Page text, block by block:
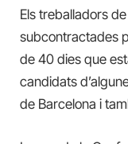
Els treballadors
subcontractades
de 40 dies que
candidats
de Barcelona i